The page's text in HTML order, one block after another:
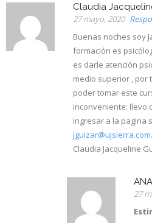
Claudia
27 mayo, 2020
Buenas noches soy
formación es
es darle atención
medio superior , por
poder tomar este
inconveniente: llevo
ingresar a la pagina
Claudia Jacqueline
27